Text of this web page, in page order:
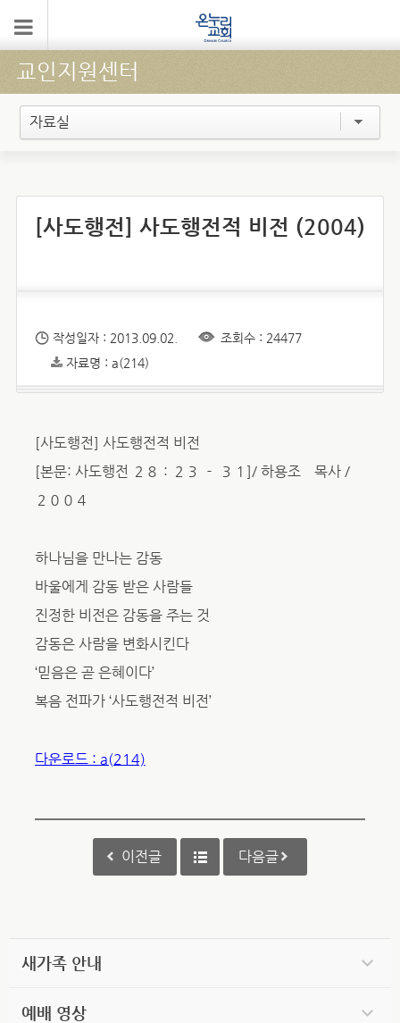
교인지원센터
자료실
[사도행전] 사도행전적 비전 (2004)
작성일자 : 2013.09.02.
조회수 : 24477
자료명 : a(214)
[사도행전] 사도행전적 비전
[본문: 사도행전 ２８：２３ － ３１]/ 하용조 목사 /
２００４
하나님을 만나는 감동
바울에게 감동 받은 사람들
진정한 비전은 감동을 주는 것
감동은 사람을 변화시킨다
‘믿음은 곧 은혜이다’
복음 전파가 ‘사도행전적 비전’
다운로드 : a(214)
이전글 다음글
새가족 안내
예배 영상